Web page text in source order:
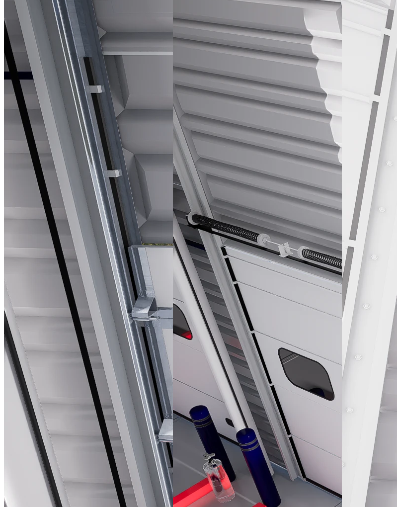
Productos relacionados
Producto
ABRIGO DE MUELLE AB
Los cerramientos externos son retráctiles para absorber los posibles golpes producidos.
Ver Producto